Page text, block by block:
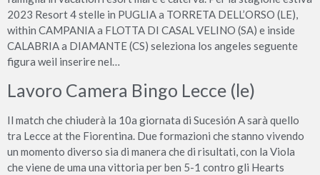
2023 Resort 4 stelle in PUGLIA a TORRETA DELL’ORSO (LE),
within CAMPANIA a FLOTTA DI CASAL VELINO (SA) e inside
CALABRIA a DIAMANTE (CS) seleziona los angeles seguente
figura weil inserire nel…
Lavoro Camera Bingo Lecce (le)
Il match che chiuderà la 10a giornata di Sucesión A sarà quello
tra Lecce at the Fiorentina. Due formazioni che stanno vivendo
un momento diverso sia di manera che di risultati, con la Viola
che viene de uma una vittoria per ben 5-1 contro gli Hearts